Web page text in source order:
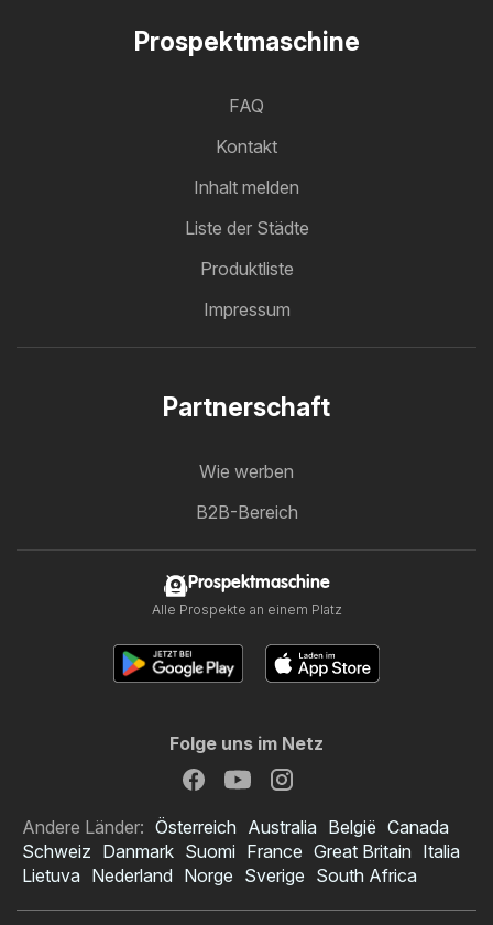
Prospektmaschine
FAQ
Kontakt
Inhalt melden
Liste der Städte
Produktliste
Impressum
Partnerschaft
Wie werben
B2B-Bereich
Prospektmaschine
Alle Prospekte an einem Platz
Folge uns im Netz
Andere Länder: Österreich Australia België Canada
Schweiz Danmark Suomi France Great Britain Italia
Lietuva Nederland Norge Sverige South Africa